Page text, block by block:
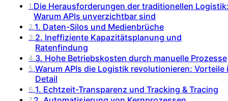
1.Die Herausforderungen der traditionellen
Warum APIs unverzichtbar sind
2.1. Daten-Silos und Medienbrüche
3.2. Ineffiziente Kapazitätsplanung und
Ratenfindung
4.3. Hohe Betriebskosten durch manuelle Prozesse
5.Warum APIs die Logistik revolutionieren: Vorteile
Detail
6.1. Echtzeit-Transparenz und Tracking & Tracing